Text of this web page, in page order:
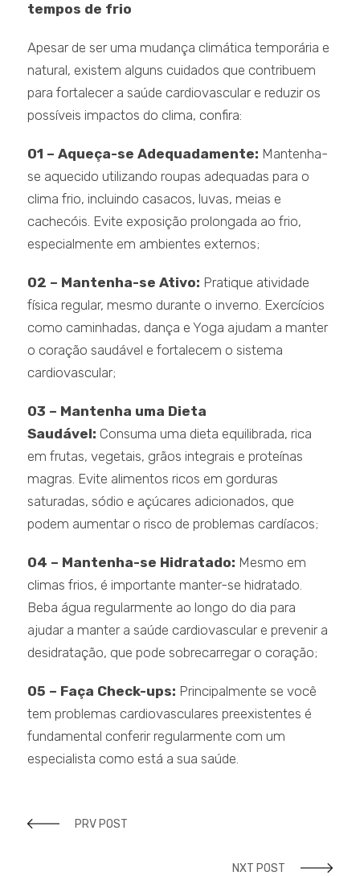
tempos de frio
Apesar de ser uma mudança climática temporária e
natural, existem alguns cuidados que contribuem
para fortalecer a saúde cardiovascular e reduzir os
possíveis impactos do clima, confira:
01 – Aqueça-se Adequadamente: Mantenha-
se aquecido utilizando roupas adequadas para o
clima frio, incluindo casacos, luvas, meias e
cachecóis. Evite exposição prolongada ao frio,
especialmente em ambientes externos;
02 – Mantenha-se Ativo: Pratique atividade
física regular, mesmo durante o inverno. Exercícios
como caminhadas, dança e Yoga ajudam a manter
o coração saudável e fortalecem o sistema
cardiovascular;
03 – Mantenha uma Dieta
Saudável: Consuma uma dieta equilibrada, rica
em frutas, vegetais, grãos integrais e proteínas
magras. Evite alimentos ricos em gorduras
saturadas, sódio e açúcares adicionados, que
podem aumentar o risco de problemas cardíacos;
04 – Mantenha-se Hidratado: Mesmo em
climas frios, é importante manter-se hidratado.
Beba água regularmente ao longo do dia para
ajudar a manter a saúde cardiovascular e prevenir a
desidratação, que pode sobrecarregar o coração;
05 – Faça Check-ups: Principalmente se você
tem problemas cardiovasculares preexistentes é
fundamental conferir regularmente com um
especialista como está a sua saúde.
PRV POST
NXT POST